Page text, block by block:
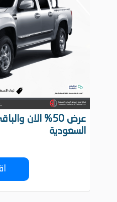
عرض 50% الان
السعودية